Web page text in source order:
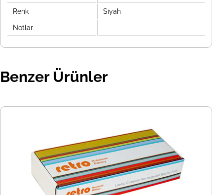
Renk Siyah
Notlar
Benzer Ürünler